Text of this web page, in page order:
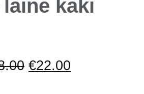
kaki
€22.00